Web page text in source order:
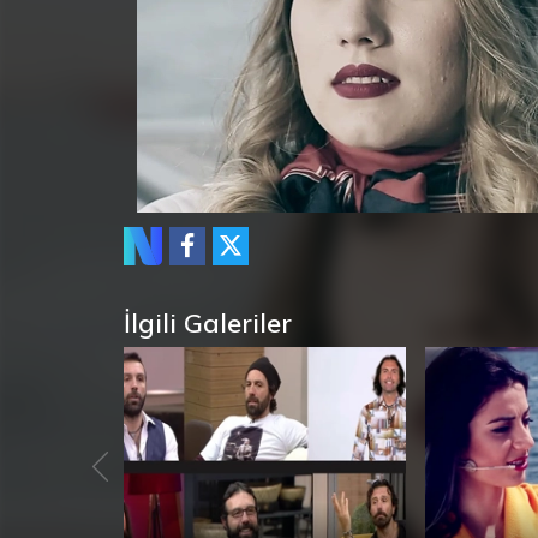
İlgili Galeriler